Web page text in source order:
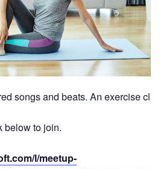
songs and beats. An exercise
below to join.
l/meetup-